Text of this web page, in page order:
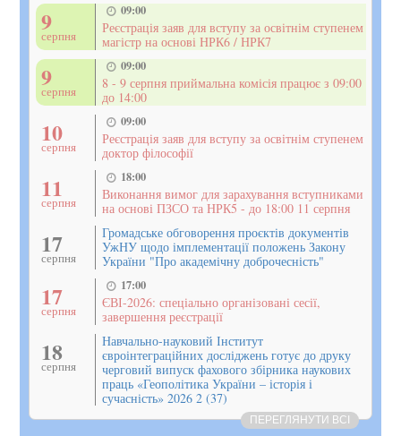
9
серпня
09:00
Реєстрація заяв для вступу за освітнім ступенем
магістр на основі НРК6 / НРК7
9
серпня
09:00
8 - 9 серпня приймальна комісія працює з 09:00
до 14:00
10
серпня
09:00
Реєстрація заяв для вступу за освітнім ступенем
доктор філософії
11
серпня
18:00
Виконання вимог для зарахування вступниками
на основі ПЗСО та НРК5 - до 18:00 11 серпня
17
серпня
Громадське обговорення проєктів документів
УжНУ щодо імплементації положень Закону
України "Про академічну доброчесність"
17
серпня
17:00
ЄВІ-2026: спеціально організовані сесії,
завершення реєстрації
18
серпня
Навчально-науковий Інститут
євроінтеграційних досліджень готує до друку
черговий випуск фахового збірника наукових
праць «Геополітика України – історія і
сучасність» 2026 2 (37)
ПЕРЕГЛЯНУТИ ВСІ